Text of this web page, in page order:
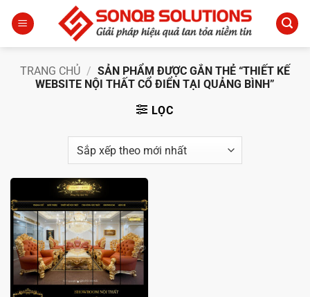
qua
TRANG CHỦ / SẢN PHẨM ĐƯỢC GẮN THẺ “THIẾT KẾ
WEBSITE NỘI THẤT CỔ ĐIỂN TẠI QUẢNG BÌNH”
LỌC